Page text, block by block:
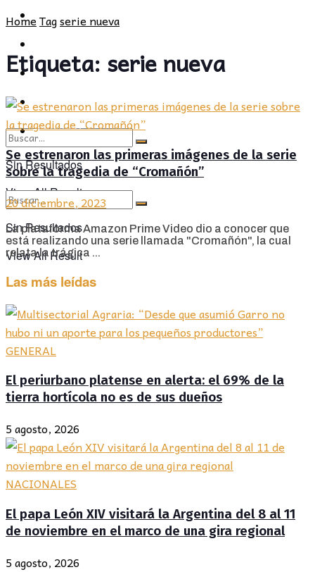
CULTURA
Sin Resultados
View All Result
PROVINCIA
SOCIEDAD
CULTURA
OPINIÓN
Sin Resultados
View All Result
HomeTagserie nueva
Etiqueta: serie nueva
Se estrenaron las primeras imágenes de la serie
sobre la tragedia de “Cromañón”
20 diciembre, 2023
La plataforma Amazon Prime Video dio a conocer que
está realizando una serie llamada "Cromañón", la cual
relata la trágica ...
Las más leídas
GENERAL
El periurbano platense en alerta: el 69% de la
tierra hortícola no es de sus dueños
5 agosto, 2026
NACIONALES
El papa León XIV visitará la Argentina del 8 al 11
de noviembre en el marco de una gira regional
5 agosto, 2026